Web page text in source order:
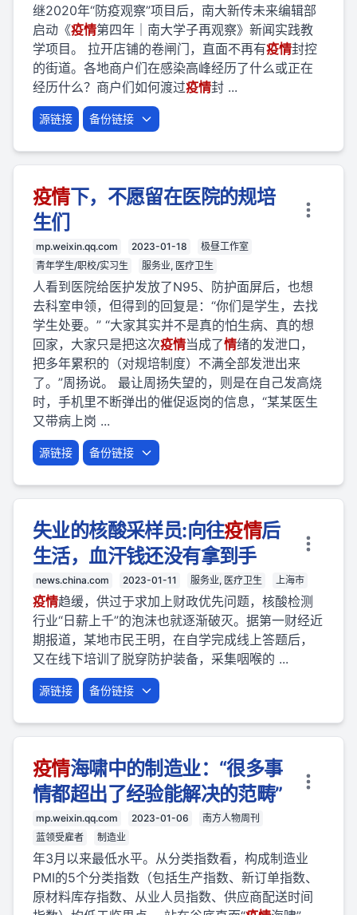
继2020年“防疫观察”项目后，南大新传未来编辑部
启动《疫情第四年｜南大学子再观察》新闻实践教
学项目。 拉开店铺的卷闸门，直面不再有疫情封控
的街道。各地商户们在感染高峰经历了什么或正在
经历什么？商户们如何渡过疫情封 ...
源链接 备份链接
疫情下，不愿留在医院的规培
生们
mp.weixin.qq.com 2023-01-18
极昼工作室
青年学生/职校/实习生
服务业, 医疗卫生
人看到医院给医护发放了N95、防护面屏后，也想
去科室申领，但得到的回复是：“你们是学生，去找
学生处要。” “大家其实并不是真的怕生病、真的想
回家，大家只是把这次疫情当成了情绪的发泄口，
把多年累积的（对规培制度）不满全部发泄出来
了。”周扬说。 最让周扬失望的，则是在自己发高烧
时，手机里不断弹出的催促返岗的信息，“某某医生
又带病上岗 ...
源链接 备份链接
失业的核酸采样员:向往疫情后
生活，血汗钱还没有拿到手
news.china.com 2023-01-11 服务业, 医疗卫生 上海市
疫情趋缓，供过于求加上财政优先问题，核酸检测
行业“日薪上千”的泡沫也就逐渐破灭。据第一财经近
期报道，某地市民王明，在自学完成线上答题后，
又在线下培训了脱穿防护装备，采集咽喉的 ...
源链接 备份链接
疫情海啸中的制造业：“很多事
情都超出了经验能解决的范畴”
mp.weixin.qq.com 2023-01-06
南方人物周刊
蓝领受雇者
制造业
年3月以来最低水平。从分类指数看，构成制造业
PMI的5个分类指数（包括生产指数、新订单指数、
原材料库存指数、从业人员指数、供应商配送时间